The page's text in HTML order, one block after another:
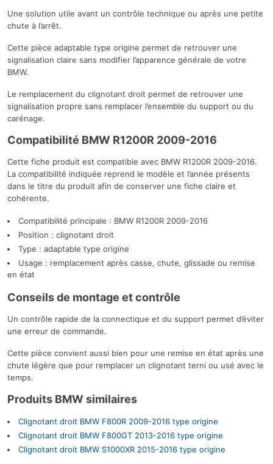
Une solution utile avant un contrôle technique ou après une petite
chute à l’arrêt.
Cette pièce adaptable type origine permet de retrouver une
signalisation claire sans modifier l’apparence générale de votre
BMW.
Le remplacement du clignotant droit permet de retrouver une
signalisation propre sans remplacer l’ensemble du support ou du
carénage.
Compatibilité BMW R1200R 2009-2016
Cette fiche produit est compatible avec BMW R1200R 2009-2016.
La compatibilité indiquée reprend le modèle et l’année présents
dans le titre du produit afin de conserver une fiche claire et
cohérente.
Compatibilité principale : BMW R1200R 2009-2016
Position : clignotant droit
Type : adaptable type origine
Usage : remplacement après casse, chute, glissade ou remise
en état
Conseils de montage et contrôle
Un contrôle rapide de la connectique et du support permet d’éviter
une erreur de commande.
Cette pièce convient aussi bien pour une remise en état après une
chute légère que pour remplacer un clignotant terni ou usé avec le
temps.
Produits BMW similaires
Clignotant droit BMW F800R 2009-2016 type origine
Clignotant droit BMW F800GT 2013-2016 type origine
Clignotant droit BMW S1000XR 2015-2016 type origine